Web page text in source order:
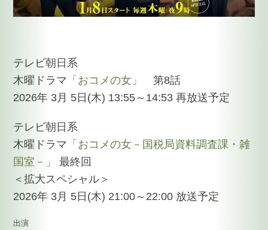
テレビ朝日系
木曜ドラマ 「おコメの女」
第8話
2026年 3月 5日(木) 13:55～14:53 再放送予定
テレビ朝日系
木曜ドラマ 「おコメの女－国税局資料調査課・雑
国室－」
最終回
＜拡大スペシャル＞
2026年 3月 5日(木) 21:00～22:00 放送予定
出演